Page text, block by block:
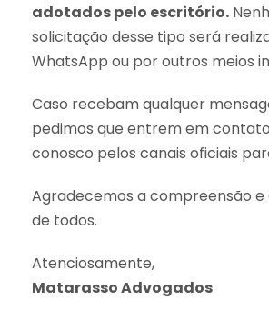
adotados pelo escritório.
solicitação desse tipo será
WhatsApp ou por outros meios
Caso recebam qualquer
pedimos que entrem em
conosco pelos canais oficiais
Agradecemos a compreensão
de todos.
Atenciosamente,
Matarasso Advogados